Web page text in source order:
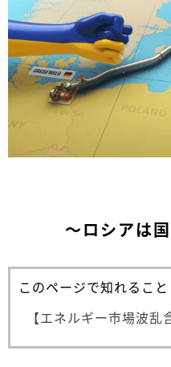
～ロシアは
このページで知れること
【エネルギー市場波乱